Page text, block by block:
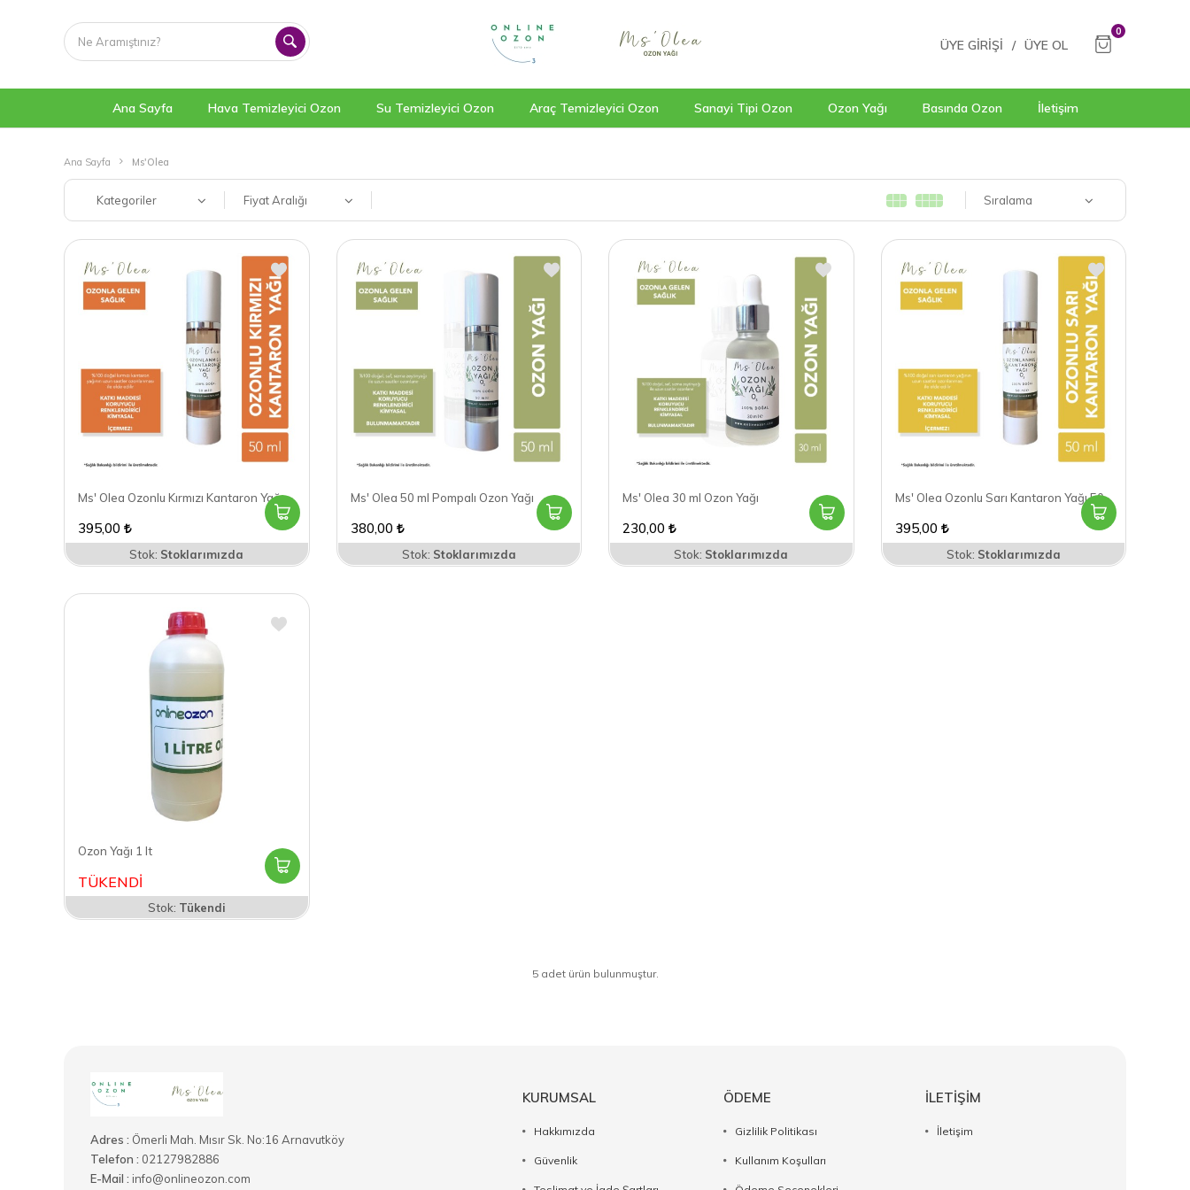
ÜYE GIRIŞI / ÜYE OL
0
Ana Sayfa Hava Temizleyici Ozon Su Temizleyici Ozon Araç Temizleyici Ozon Sanayi Tipi Ozon Ozon Yağı Basında Ozon İletişim
Ana Sayfa Ms'Olea
Sıralama
Kategoriler Fiyat Aralığı
Ms' Olea Ozonlu Kırmızı Kantaron Yağı 50 ml
395,00
Stok: Stoklarımızda
Ms' Olea 50 ml Pompalı Ozon Yağı
380,00
Stok: Stoklarımızda
Ms' Olea 30 ml Ozon Yağı
230,00
Stok: Stoklarımızda
Ms' Olea Ozonlu Sarı Kantaron Yağı 50 ml
395,00
Stok: Stoklarımızda
Ozon Yağı 1 lt
TÜKENDİ
Stok: Tükendi
5 adet ürün bulunmuştur.
Adres : Ömerli Mah. Mısır Sk. No:16 Arnavutköy
Telefon : 02127982886
E-Mail : info@onlineozon.com
KURUMSAL
Hakkımızda
Güvenlik
ÖDEME
Gizlilik Politikası
Kullanım Koşulları
İLETİŞİM
İletişim